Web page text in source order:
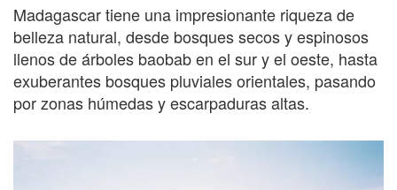
Madagascar tiene una impresionante riqueza de
belleza natural, desde bosques secos y espinosos
llenos de árboles baobab en el sur y el oeste, hasta
exuberantes bosques pluviales orientales, pasando
por zonas húmedas y escarpaduras altas.